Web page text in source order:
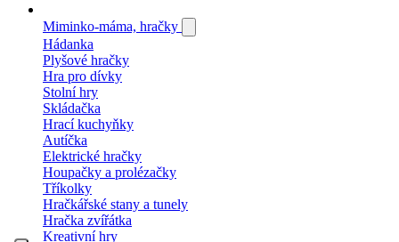
Miminko-máma, hračky
Hádanka
Plyšové hračky
Hra pro dívky
Stolní hry
Skládačka
Hrací kuchyňky
Autíčka
Elektrické hračky
Houpačky a prolézačky
Tříkolky
Hračkářské stany a tunely
Hračka zvířátka
Kreativní hry